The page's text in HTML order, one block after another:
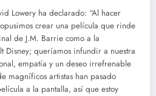
Lowery ha declarado: “Al hacer
crear una película que rinde
de J.M. Barrie como a la
Disney; queríamos infundir a nuestra
empatía y un deseo irrefrenable
magníficos artistas han pasado
a la pantalla, así que estoy